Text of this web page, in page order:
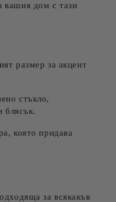
вашия дом с тази
размер за акцент
стъкло,
блясък.
която придава
за всякакъв